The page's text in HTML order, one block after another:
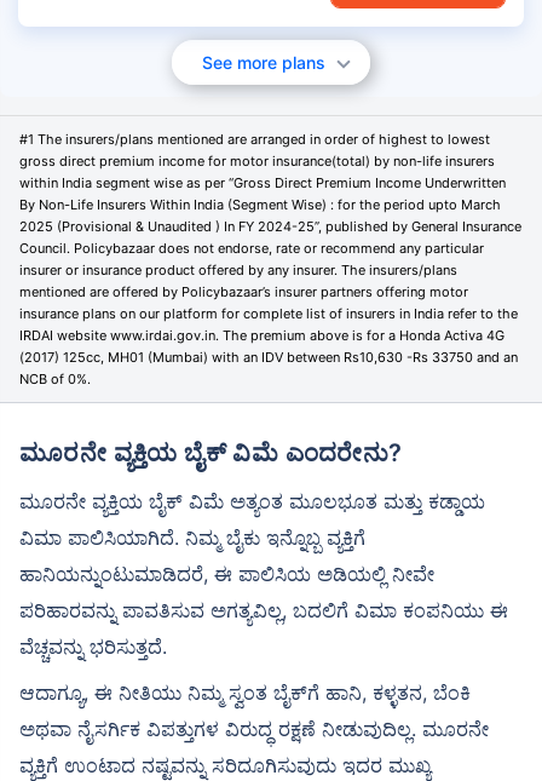
See more plans
#1 The insurers/plans mentioned are arranged in order of highest to lowest
gross direct premium income for motor insurance(total) by non-life insurers
within India segment wise as per “Gross Direct Premium Income Underwritten
By Non-Life Insurers Within India (Segment Wise) : for the period upto March
2025 (Provisional & Unaudited ) In FY 2024-25”, published by General Insurance
Council. Policybazaar does not endorse, rate or recommend any particular
insurer or insurance product offered by any insurer. The insurers/plans
mentioned are offered by Policybazaar’s insurer partners offering motor
insurance plans on our platform for complete list of insurers in India refer to the
IRDAI website www.irdai.gov.in. The premium above is for a Honda Activa 4G
(2017) 125cc, MH01 (Mumbai) with an IDV between Rs10,630 -Rs 33750 and an
NCB of 0%.
ಮೂರನೇ ವ್ಯಕ್ತಿಯ ಬೈಕ್ ವಿಮೆ ಎಂದರೇನು?
ಮೂರನೇ ವ್ಯಕ್ತಿಯ ಬೈಕ್ ವಿಮೆ ಅತ್ಯಂತ ಮೂಲಭೂತ ಮತ್ತು ಕಡ್ಡಾಯ
ವಿಮಾ ಪಾಲಿಸಿಯಾಗಿದೆ. ನಿಮ್ಮ ಬೈಕು ಇನ್ನೊಬ್ಬ ವ್ಯಕ್ತಿಗೆ
ಹಾನಿಯನ್ನುಂಟುಮಾಡಿದರೆ, ಈ ಪಾಲಿಸಿಯ ಅಡಿಯಲ್ಲಿ ನೀವೇ
ಪರಿಹಾರವನ್ನು ಪಾವತಿಸುವ ಅಗತ್ಯವಿಲ್ಲ, ಬದಲಿಗೆ ವಿಮಾ ಕಂಪನಿಯು ಈ
ವೆಚ್ಚವನ್ನು ಭರಿಸುತ್ತದೆ.
ಆದಾಗ್ಯೂ, ಈ ನೀತಿಯು ನಿಮ್ಮ ಸ್ವಂತ ಬೈಕ್‌ಗೆ ಹಾನಿ, ಕಳ್ಳತನ, ಬೆಂಕಿ
ಅಥವಾ ನೈಸರ್ಗಿಕ ವಿಪತ್ತುಗಳ ವಿರುದ್ಧ ರಕ್ಷಣೆ ನೀಡುವುದಿಲ್ಲ. ಮೂರನೇ
ವ್ಯಕ್ತಿಗೆ ಉಂಟಾದ ನಷ್ಟವನ್ನು ಸರಿದೂಗಿಸುವುದು ಇದರ ಮುಖ್ಯ